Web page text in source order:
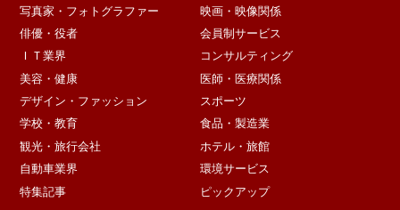
写真家・フォトグラファー
映画・映像関係
俳優・役者
会員制サービス
ＩＴ業界
コンサルティング
美容・健康
医師・医療関係
デザイン・ファッション
スポーツ
学校・教育
食品・製造業
観光・旅行会社
ホテル・旅館
自動車業界
環境サービス
特集記事
ピックアップ